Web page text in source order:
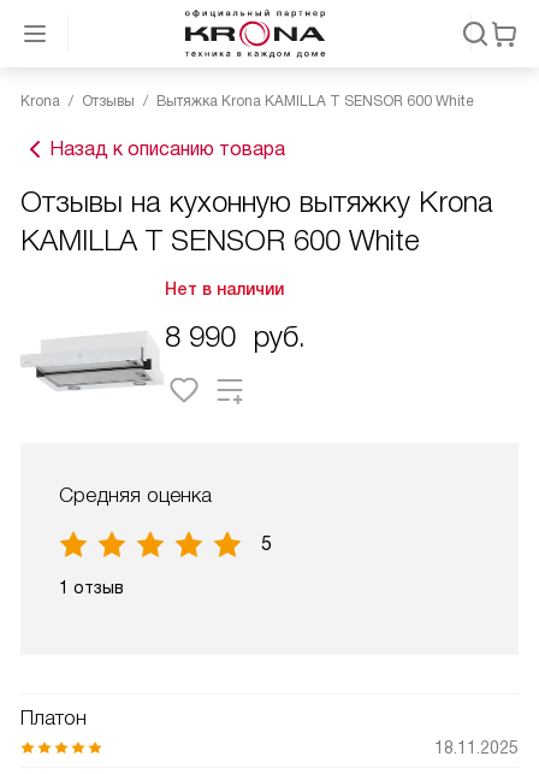
Krona Отзывы Вытяжка Krona KAMILLA T SENSOR 600 White
Назад к описанию товара
Отзывы на кухонную вытяжку Krona
KAMILLA T SENSOR 600 White
Нет в наличии
8 990 руб.
Средняя оценка
5
1 отзыв
Платон
18.11.2025